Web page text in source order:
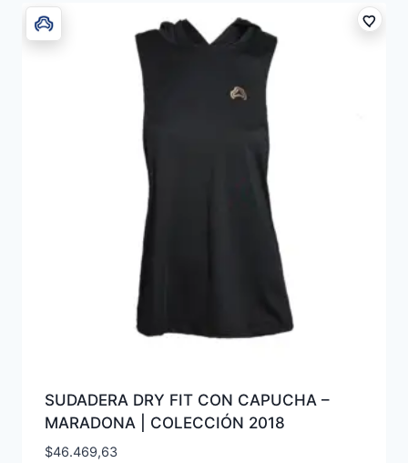
SUDADERA DRY FIT CON CAPUCHA –
MARADONA | COLECCIÓN 2018
$46.469,63